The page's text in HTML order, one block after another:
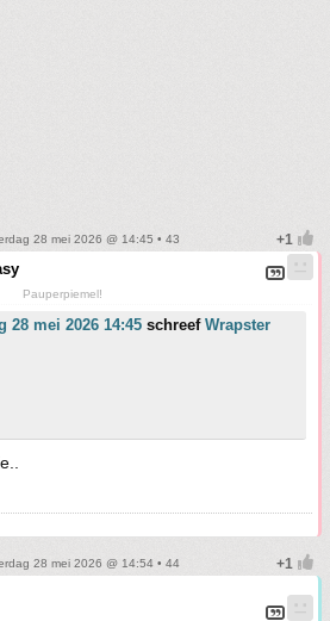
28 mei 2026 @ 14:45 • 43
Pauperpiemel!
28 mei 2026 14:45 schreef Wrapster
28 mei 2026 @ 14:54 • 44